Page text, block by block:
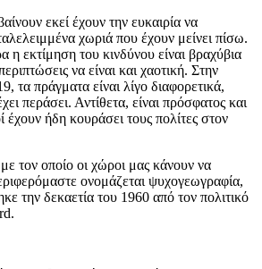
εκεί έχουν την ευκαιρία να
χωριά που έχουν μείνει πίσω.
εκτίμηση του κινδύνου είναι βραχύβια
να είναι και χαοτική. Στην
τα πράγματα είναι λίγο διαφορετικά,
περάσει. Αντίθετα, είναι πρόσφατος και
έχουν ήδη κουράσει τους πολίτες στον
τον οποίο οι χώροι μας κάνουν να
ονομάζεται ψυχογεωγραφία,
την δεκαετία του 1960 από τον πολιτικό